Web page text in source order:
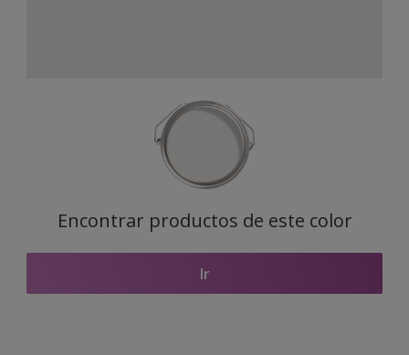
Encontrar productos de este color
Ir